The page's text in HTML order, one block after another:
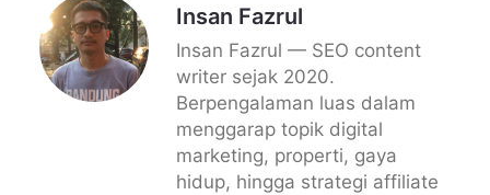
Insan Fazrul
Insan Fazrul — SEO content
writer sejak 2020.
Berpengalaman luas dalam
menggarap topik digital
marketing, properti, gaya
hidup, hingga strategi affiliate